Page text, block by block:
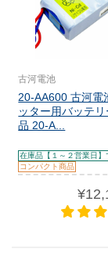
古河電池
20-AA600 古河電
ッター用バッテ
品 20-A...
在庫品【１～２営業日】
コンパクト商品